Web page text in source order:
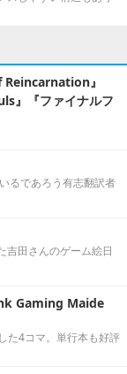
Reincarnation』
』『ファイナルフ
るであろう有志翻訳者
吉田さんのゲーム絵日
Gaming Maide
た4コマ。単行本も好評